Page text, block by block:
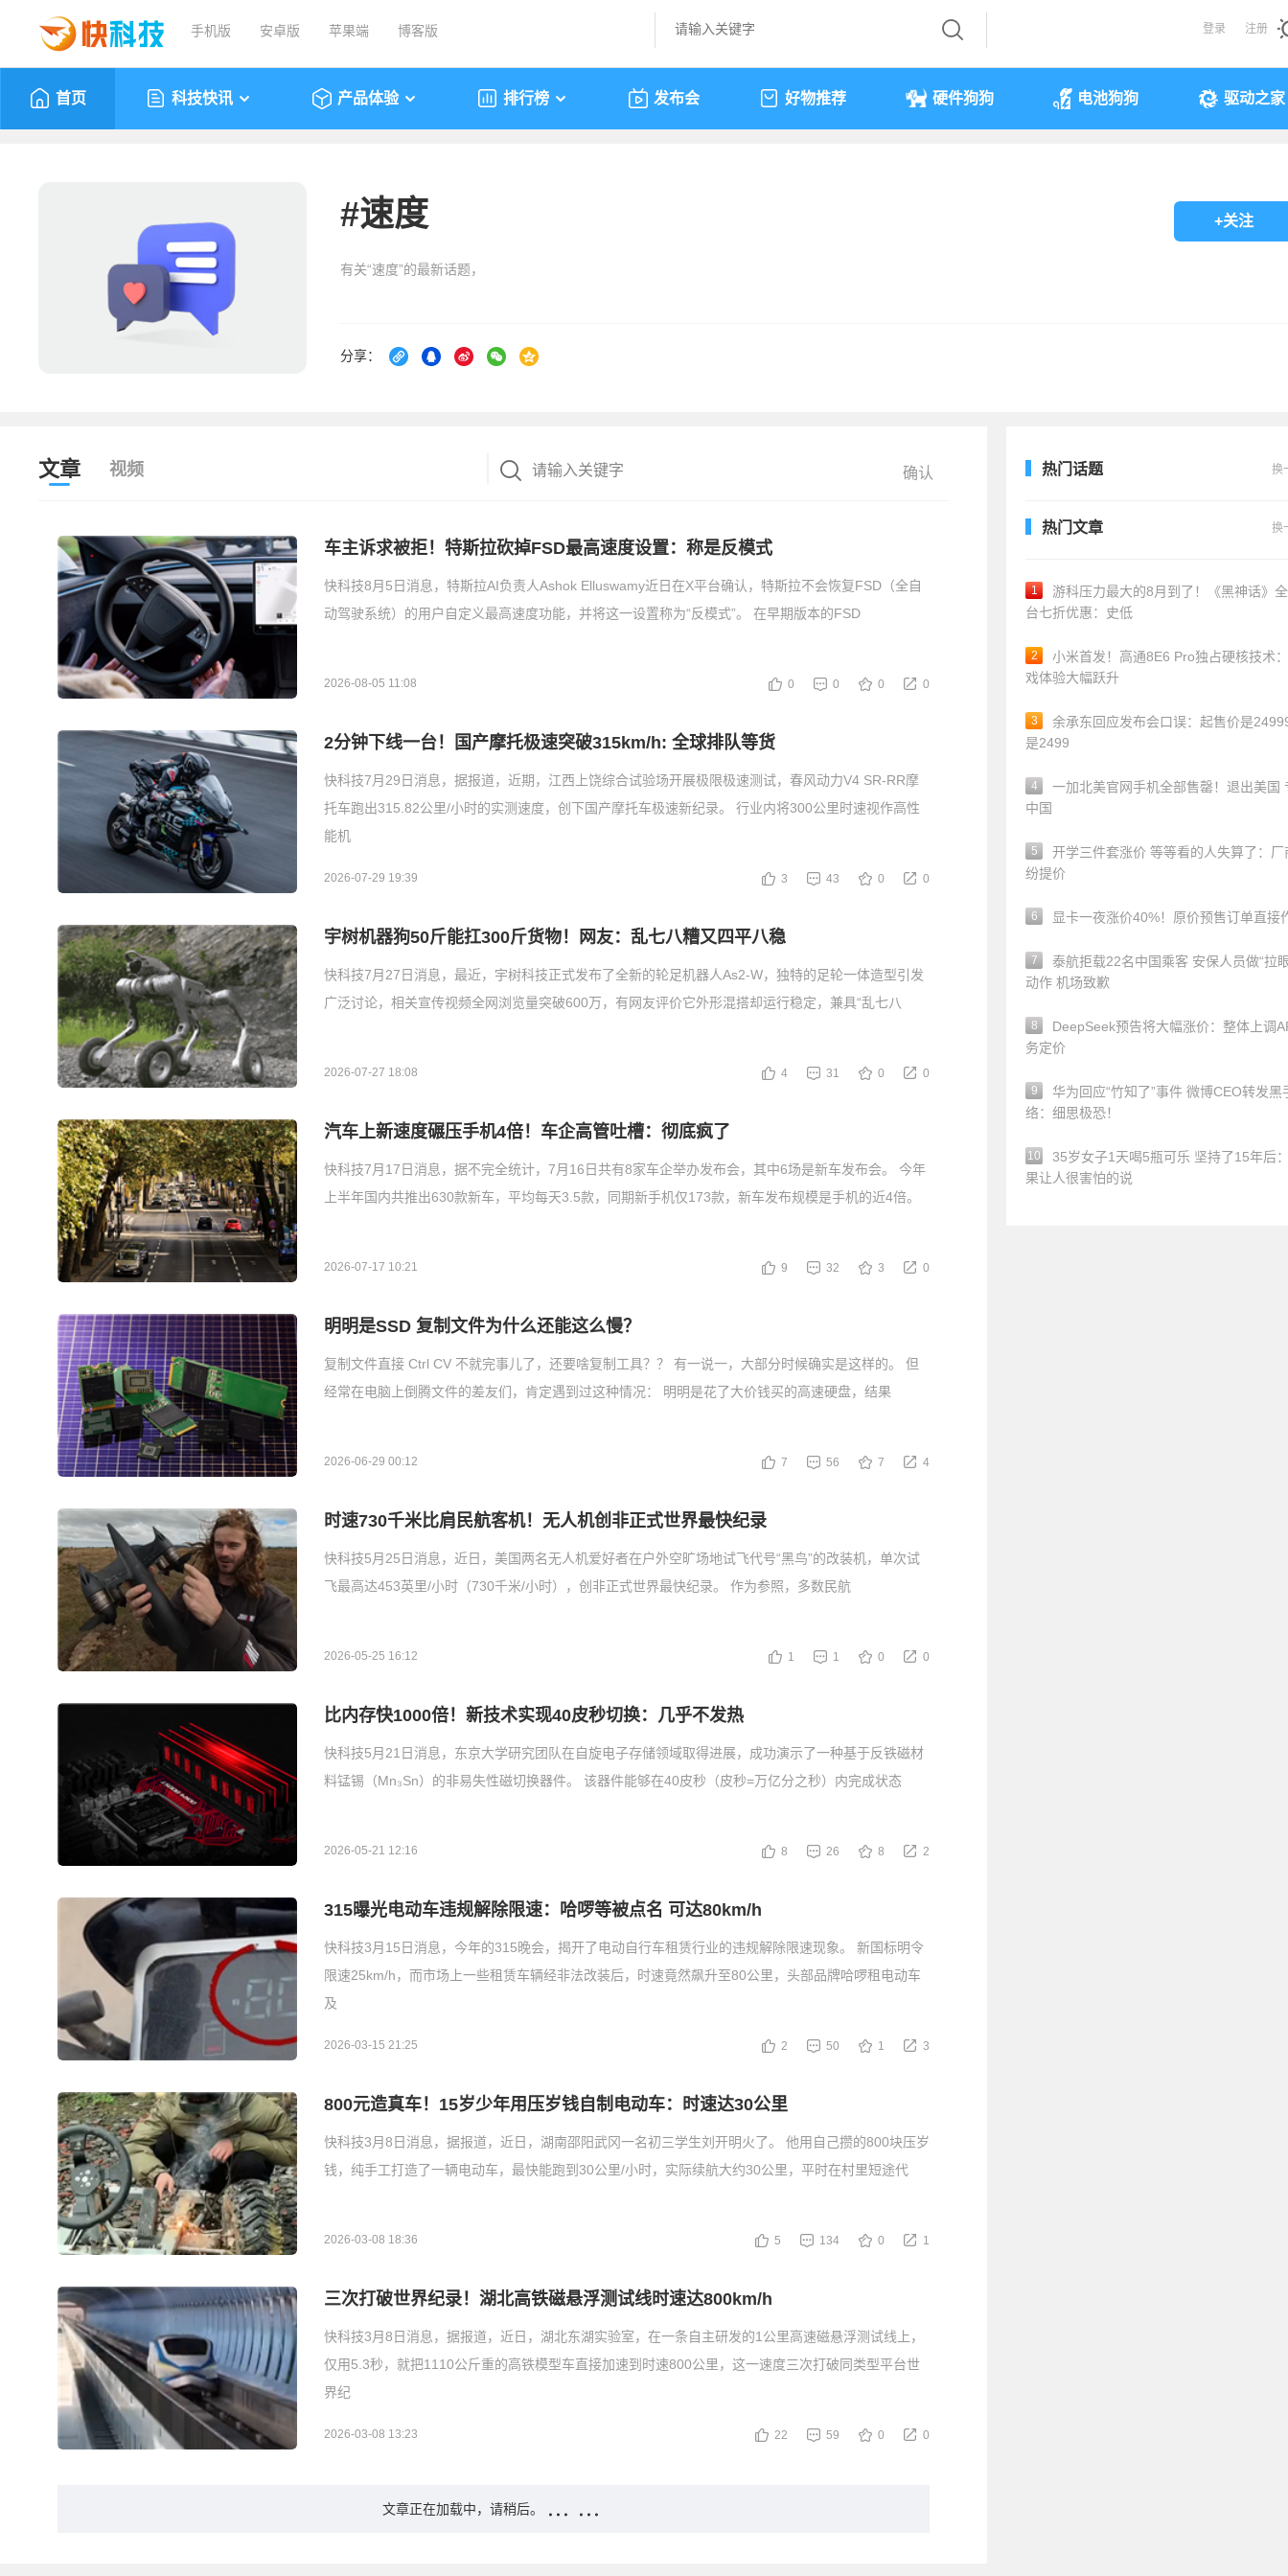
手机版 安卓版 苹果端 博客版 登录 注册
首页 科技快讯 产品体验 排行榜 发布会 好物推荐 硬件狗狗 电池狗狗 驱动之家
#速度
有关“速度”的最新话题，
分享：
+关注
文章 视频
车主诉求被拒！特斯拉砍掉FSD最高速度设置：称是反模式
快科技8月5日消息，特斯拉AI负责人Ashok Elluswamy近日在X平台确认，特斯拉不会恢复FSD（全自
动驾驶系统）的用户自定义最高速度功能，并将这一设置称为“反模式”。 在早期版本的FSD
2026-08-05 11:08 0 0 0 0
2分钟下线一台！国产摩托极速突破315km/h: 全球排队等货
快科技7月29日消息，据报道，近期，江西上饶综合试验场开展极限极速测试，春风动力V4 SR-RR摩
托车跑出315.82公里/小时的实测速度，创下国产摩托车极速新纪录。 行业内将300公里时速视作高性
能机
2026-07-29 19:39 3 43 0 0
宇树机器狗50斤能扛300斤货物！网友：乱七八糟又四平八稳
快科技7月27日消息，最近，宇树科技正式发布了全新的轮足机器人As2-W，独特的足轮一体造型引发
广泛讨论，相关宣传视频全网浏览量突破600万，有网友评价它外形混搭却运行稳定，兼具“乱七八
2026-07-27 18:08 4 31 0 0
汽车上新速度碾压手机4倍！车企高管吐槽：彻底疯了
快科技7月17日消息，据不完全统计，7月16日共有8家车企举办发布会，其中6场是新车发布会。 今年
上半年国内共推出630款新车，平均每天3.5款，同期新手机仅173款，新车发布规模是手机的近4倍。
2026-07-17 10:21 9 32 3 0
明明是SSD 复制文件为什么还能这么慢？
复制文件直接 Ctrl CV 不就完事儿了，还要啥复制工具？？ 有一说一，大部分时候确实是这样的。 但
经常在电脑上倒腾文件的差友们，肯定遇到过这种情况： 明明是花了大价钱买的高速硬盘，结果
2026-06-29 00:12 7 56 7 4
时速730千米比肩民航客机！无人机创非正式世界最快纪录
快科技5月25日消息，近日，美国两名无人机爱好者在户外空旷场地试飞代号“黑鸟”的改装机，单次试
飞最高达453英里/小时（730千米/小时），创非正式世界最快纪录。 作为参照，多数民航
2026-05-25 16:12 1 1 0 0
比内存快1000倍！新技术实现40皮秒切换：几乎不发热
快科技5月21日消息，东京大学研究团队在自旋电子存储领域取得进展，成功演示了一种基于反铁磁材
料锰锡（Mn₃Sn）的非易失性磁切换器件。 该器件能够在40皮秒（皮秒=万亿分之秒）内完成状态
2026-05-21 12:16 8 26 8 2
315曝光电动车违规解除限速：哈啰等被点名 可达80km/h
快科技3月15日消息，今年的315晚会，揭开了电动自行车租赁行业的违规解除限速现象。 新国标明令
限速25km/h，而市场上一些租赁车辆经非法改装后，时速竟然飙升至80公里，头部品牌哈啰租电动车
及
2026-03-15 21:25 2 50 1 3
800元造真车！15岁少年用压岁钱自制电动车：时速达30公里
快科技3月8日消息，据报道，近日，湖南邵阳武冈一名初三学生刘开明火了。 他用自己攒的800块压岁
钱，纯手工打造了一辆电动车，最快能跑到30公里/小时，实际续航大约30公里，平时在村里短途代
2026-03-08 18:36 5 134 0 1
三次打破世界纪录！湖北高铁磁悬浮测试线时速达800km/h
快科技3月8日消息，据报道，近日，湖北东湖实验室，在一条自主研发的1公里高速磁悬浮测试线上，
仅用5.3秒，就把1110公斤重的高铁模型车直接加速到时速800公里，这一速度三次打破同类型平台世
界纪
2026-03-08 13:23 22 59 0 0
文章正在加载中，请稍后。
热门话题 换
热门文章 换
1
游科压力最大的8月到了！《黑神话》
台七折优惠：史低
2
小米首发！高通8E6 Pro独占硬核技术
戏体验大幅跃升
3
余承东回应发布会口误：起售价是
是2499
4
一加北美官网手机全部售罄！退出美国
中国
5
开学三件套涨价 等等看的人失算了：厂
纷提价
6 显卡一夜涨价40%！原价预售订单直接
7
泰航拒载22名中国乘客 安保人员做“拉
动作 机场致歉
8
DeepSeek预告将大幅涨价：整体上调
务定价
9
华为回应“竹知了”事件 微博CEO转发黑
络：细思极恐！
10
35岁女子1天喝5瓶可乐 坚持了15年后
果让人很害怕的说